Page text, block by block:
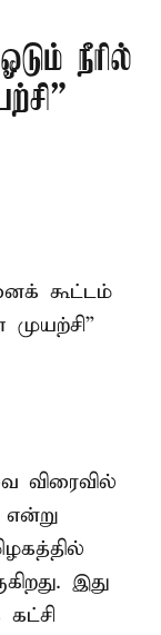
நீரில்
–
கூட்டம்
விரைவில்
இது